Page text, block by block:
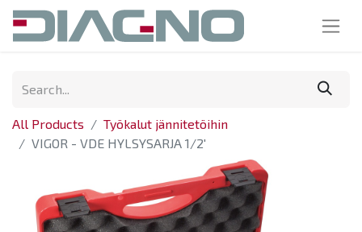
All Products
Työkalut jännitetöihin
VIGOR - VDE HYLSYSARJA 1/2'